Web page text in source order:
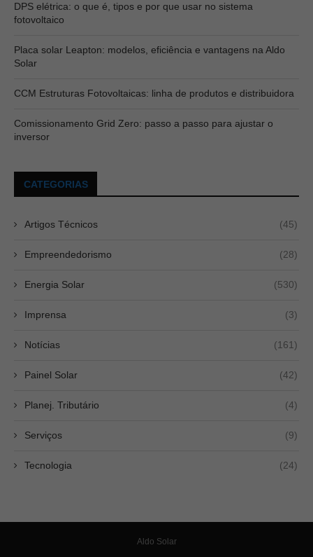
DPS elétrica: o que é, tipos e por que usar no sistema
fotovoltaico
Placa solar Leapton: modelos, eficiência e vantagens na Aldo
Solar
CCM Estruturas Fotovoltaicas: linha de produtos e distribuidora
Comissionamento Grid Zero: passo a passo para ajustar o
inversor
CATEGORIAS
Artigos Técnicos (45)
Empreendedorismo (28)
Energia Solar (530)
Imprensa (3)
Notícias (161)
Painel Solar (42)
Planej. Tributário (4)
Serviços (9)
Tecnologia (24)
Aldo Solar